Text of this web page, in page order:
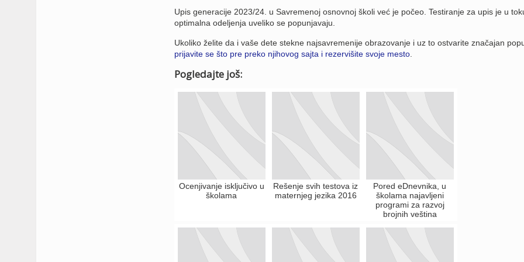
Upis generacije 2023/24. u Savremenoj osnovnoj školi već je počeo. Testiranje za upis je u
optimalna odeljenja uveliko se popunjavaju.
Ukoliko želite da i vaše dete stekne najsavremenije obrazovanje i uz to ostvarite značajan
prijavite se što pre preko njihovog sajta i rezervišite svoje mesto.
Pogledajte još:
Ocenjivanje isključivo u
školama
Rešenje svih testova iz
maternjeg jezika 2016
Pored eDnevnika, u
školama najavljeni
programi za razvoj
brojnih veština